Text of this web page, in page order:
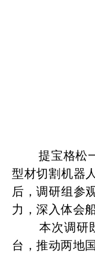
提宝格松
型材切割机器
后，调研组参
力，深入体会
本次调研
台，推动两地